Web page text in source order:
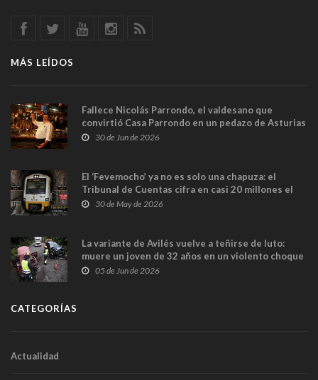
MÁS LEÍDOS
Fallece Nicolás Parrondo, el valdesano que
convirtió Casa Parrondo en un pedazo de Asturias
en Madrid
30 de Jun de 2026
El ‘Fevemocho’ ya no es solo una chapuza: el
Tribunal de Cuentas cifra en casi 20 millones el
sobrecoste de los trenes que no cabían por los
30 de May de 2026
La variante de Avilés vuelve a teñirse de luto:
muere un joven de 32 años en un violento choque
frontal
05 de Jun de 2026
CATEGORÍAS
Actualidad